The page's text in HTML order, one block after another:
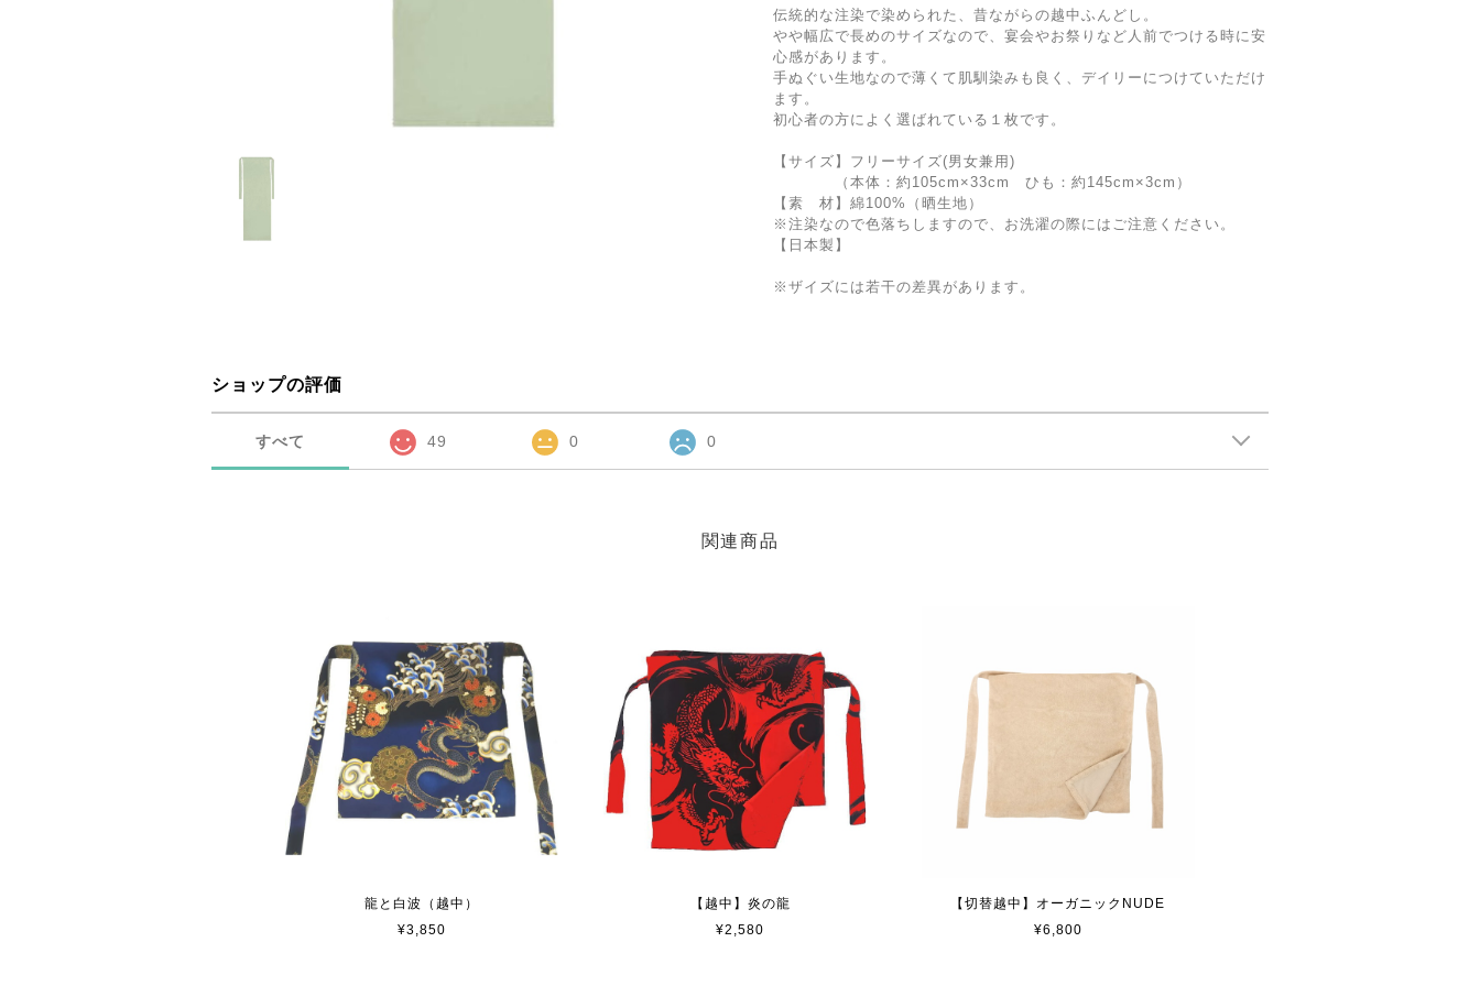
伝統的な注染で染められた、昔ながらの越中ふんどし。
やや幅広で長めのサイズなので、宴会やお祭りなど人前でつける時に安
心感があります。
手ぬぐい生地なので薄くて肌馴染みも良く、デイリーにつけていただけ
ます。
初心者の方によく選ばれている１枚です。
【サイズ】フリーサイズ(男女兼用)
（本体：約105cm×33cm ひも：約145cm×3cm）
【素 材】綿100%（晒生地）
※注染なので色落ちしますので、お洗濯の際にはご注意ください。
【日本製】
※ザイズには若干の差異があります。
ショップの評価
すべて 49 0 0
関連商品
龍と白波（越中）
¥3,850
【越中】炎の龍
¥2,580
【切替越中】オーガニックNUDE
¥6,800